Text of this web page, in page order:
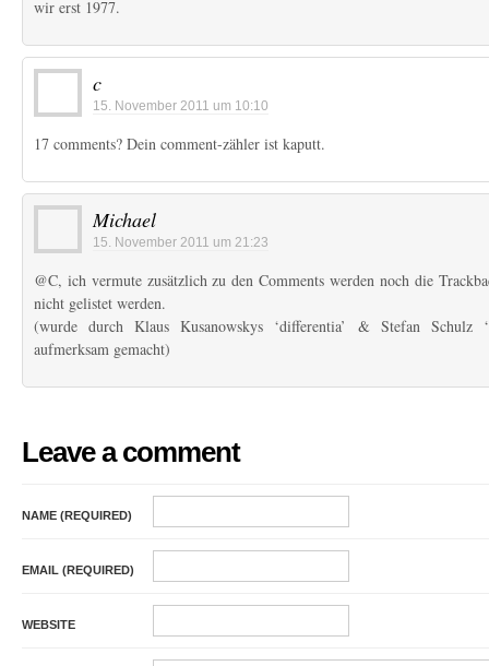
wir erst 1977.
c
15. November 2011 um 10:10
17 comments? Dein comment-zähler ist kaputt.
Michael
15. November 2011 um 21:23
@C, ich vermute zusätzlich zu den Comments werden noch die
nicht gelistet werden.
(wurde durch Klaus Kusanowskys ‘differentia’ & Stefan Schulz
aufmerksam gemacht)
Leave a comment
NAME (REQUIRED)
EMAIL (REQUIRED)
WEBSITE